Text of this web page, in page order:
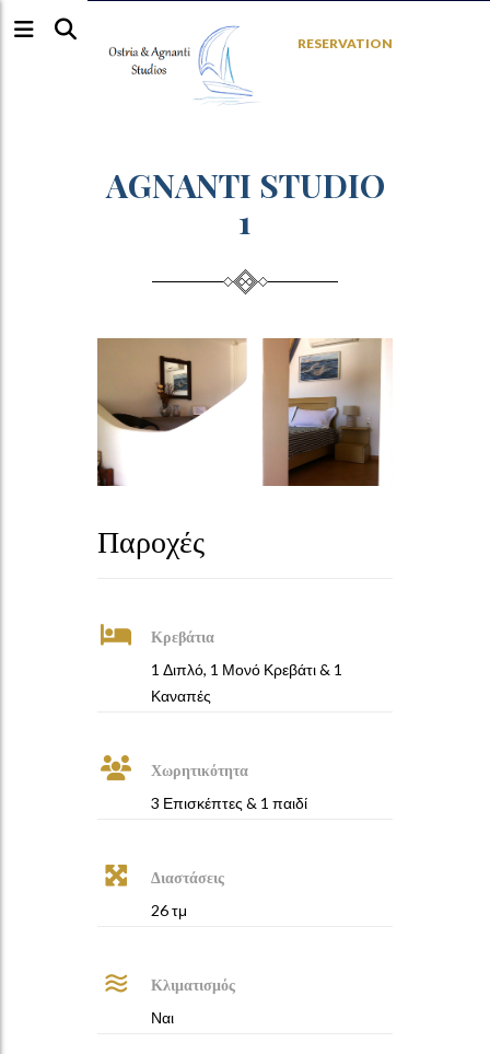
RESERVATION
AGNANTI STUDIO
1
Παροχές
Κρεβάτια
1 Διπλό, 1 Μονό Κρεβάτι & 1
Καναπές
Χωρητικότητα
3 Επισκέπτες & 1 παιδί
Διαστάσεις
26 τμ
Κλιματισμός
Ναι